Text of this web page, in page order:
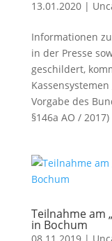
13.01.2020|
Informationen
in der Presse
geschildert,
Vorgabe des
§146a AO /
Teilnahme am
in Bochum